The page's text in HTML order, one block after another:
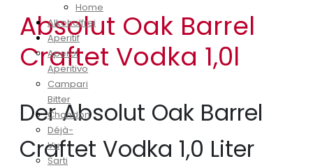
Home
Alkoholfrei
Aperitif
Aperol
Aperitivo
Campari
Bitter
Chandon
Déjà-
Vu
Sarti
Absolut Oak Barrel
Craftet Vodka 1,0l
Der Absolut Oak Barrel
Craftet Vodka 1,0 Liter